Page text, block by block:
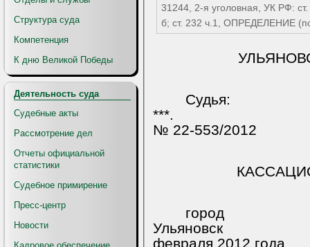
Структура суда
Компетенция
К дню Великой Победы
Деятельность суда
Судебные акты
Рассмотрение дел
Отчеты официальной
статистики
Судебное примирение
Пресс-центр
Новости
31244, 2-я уголовная, УК РФ: ст.
б; ст. 232 ч.1, ОПРЕДЕЛЕНИЕ
Судья:
***.
№ 22-553/2012
город
Ульяновск